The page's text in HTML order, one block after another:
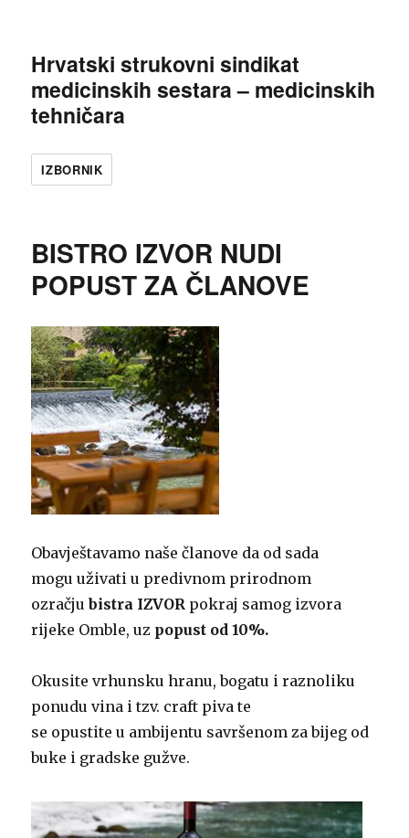
Hrvatski strukovni sindikat
medicinskih sestara – medicinskih
tehničara
IZBORNIK
BISTRO IZVOR NUDI
POPUST ZA ČLANOVE
Obavještavamo naše članove da od sada
mogu uživati u predivnom prirodnom
ozračjubistra IZVOR pokraj samog izvora
rijeke Omble, uz popust od 10%.
Okusite vrhunsku hranu, bogatu i raznoliku
ponudu vina i tzv. craft piva te
se opustite u ambijentu savršenom za bijeg od
buke i gradske gužve.